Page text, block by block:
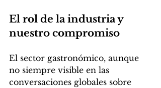
El rol de la industria y
nuestro compromiso
El sector gastronómico, aunque
no siempre visible en las
conversaciones globales sobre